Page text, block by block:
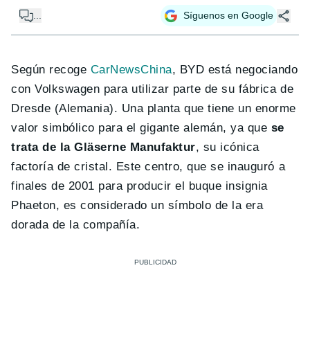
... Síguenos en Google
Según recoge CarNewsChina, BYD está negociando
con Volkswagen para utilizar parte de su fábrica de
Dresde (Alemania). Una planta que tiene un enorme
valor simbólico para el gigante alemán, ya que se
trata de la Gläserne Manufaktur, su icónica
factoría de cristal. Este centro, que se inauguró a
finales de 2001 para producir el buque insignia
Phaeton, es considerado un símbolo de la era
dorada de la compañía.